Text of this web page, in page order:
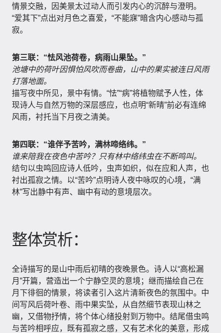
情景交融，因美景太过动人而引发内心的沉醉与澄明。
“爱其下”点出对月色之喜爱，“不能寐”暗含内心感动与孤
寂。
第三联：“怯风池荷卷，病雨山果坠。”
池塘中的荷叶因惧怕风吹而卷曲，山中的果实被连日风雨
打落地面。
描写夜中所见，景中有情。“怯”“病”将植物赋予人性，体
现诗人与自然万物的深层感应，也点明“新晴”前必有连绵
风雨，衬托当下月夜之清美。
第四联：“谁伴予苦吟，满林啼络纬。”
谁来陪我在夜色中苦吟？只有林中络纬虫在不断鸣叫。
结句以虫鸣回应诗人低吟，虫声如织，似在应和人声，也
衬出孤寂之情。以“苦吟”点明诗人夜中咏叹的心境，“满
林”写出静中有声、幽中有动的意境层次。
整体赏析：
全诗描写的是山中雨后初晴的夜晚景色。诗人以“高松漏
月”开篇，营造出一个宁静空灵的意境；继而描绘自己在
月下徘徊的情景，将读者引入这片清新夜色的氛围中。中
间写风后荷叶卷、雨中果实坠，从自然细节表现山林之
幽，又借物抒情，将个体心绪投射到万物中。结尾借虫鸣
与苦吟相呼应，既有孤寂之感，又有艺术化的美意，形成